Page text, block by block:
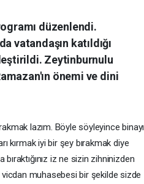
düzenlendi.
vatandaşın katıldığı
Zeytinburnulu
önemi ve dini
lazım. Böyle söyleyince binayı
kırmak iyi bir şey bırakmak diye
iz ne sizin zihninizden
muhasebesi bir şekilde sizde